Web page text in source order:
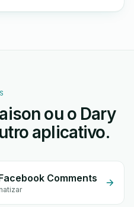
ou o Dary
aplicativo.
Comments